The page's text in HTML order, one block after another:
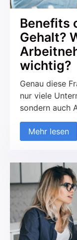
Benefits
Gehalt?
wichtig?
Genau diese
nur viele
sondern auch
nach dem
maßgeblich.
nicht nur
Luxus zu […]
Mehr lesen